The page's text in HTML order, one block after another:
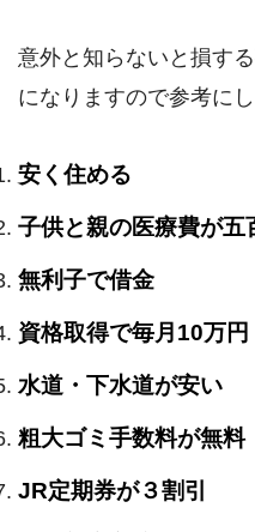
意外と知らないと損す
になりますので参考にし
安く住める
子供と親の医療費が五
無利子で借金
資格取得で毎月10万円
水道・下水道が安い
粗大ゴミ手数料が無料
JR定期券が３割引